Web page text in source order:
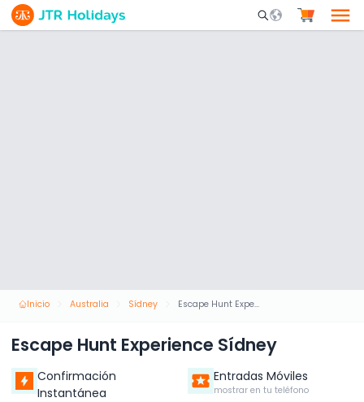
Mobile Search
Inicio Australia Sídney Escape Hunt Experience Sídney
Escape Hunt Experience Sídney
Confirmación
Instantánea
Entradas Móviles
mostrar en tu teléfono